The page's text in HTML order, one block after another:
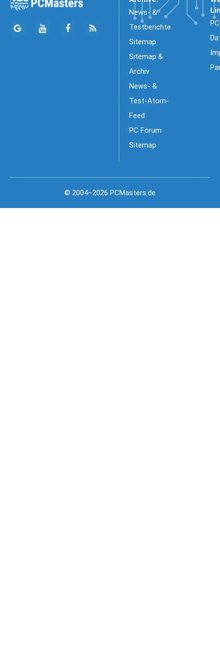
News- &
Testberichte
Sitemap
Sitemap &
Archiv
News- &
Test-Atom-
Feed
PC Forum
Sitemap
© 2004–2026 PCMasters.de